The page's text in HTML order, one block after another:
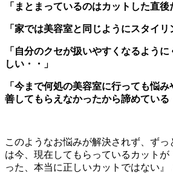
「まとまっているのはカットした直後
「家では美容室と同じようにスタイリ
「自分のクセが扱いやすくなるよう
しい・・」
「今まで何処の美容室に行っても悩
善してもらえなかったから諦めている
このようなお悩みが解決されず、ず
は今、現在してもらっているカット
った、本当に正しいカットではない』